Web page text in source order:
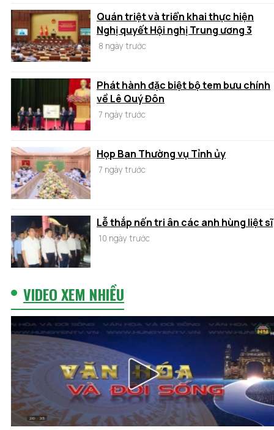
Quán triệt và triển khai thực hiện
Nghị quyết Hội nghị Trung ương 3
8 ngày trước
Phát hành đặc biệt bộ tem bưu chính
về Lê Quý Đôn
7 ngày trước
Họp Ban Thường vụ Tỉnh ủy
7 ngày trước
Lễ thắp nến tri ân các anh hùng liệt sĩ
10 ngày trước
VIDEO XEM NHIỀU